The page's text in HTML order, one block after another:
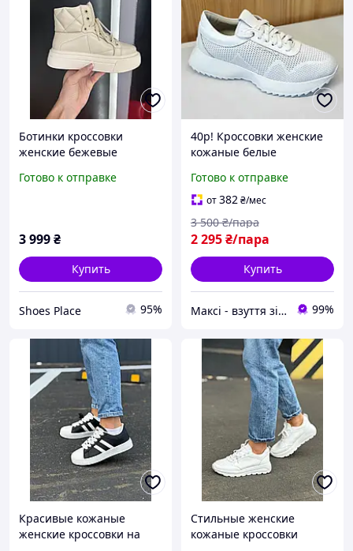
Ботинки кроссовки
женские бежевые
на байке на шнуровке
Готово к отправке
3 999₴
Купить
Shoes Place 95%
40р! Кроссовки женские
кожаные белые
высокой подошве (Код:
М3182)
Готово к отправке
от382₴/мес
2 295₴/пара
3 500 ₴/пара
Купить
Максі - взуття зі знижками! 99%
Красивые кожаные
женские кроссовки на
Стильные женские
кожаные кроссовки